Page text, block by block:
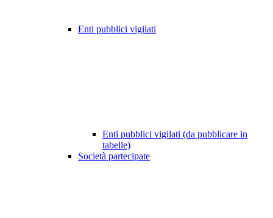
Enti pubblici vigilati
Enti pubblici vigilati (da pubblicare in
tabelle)
Società partecipate